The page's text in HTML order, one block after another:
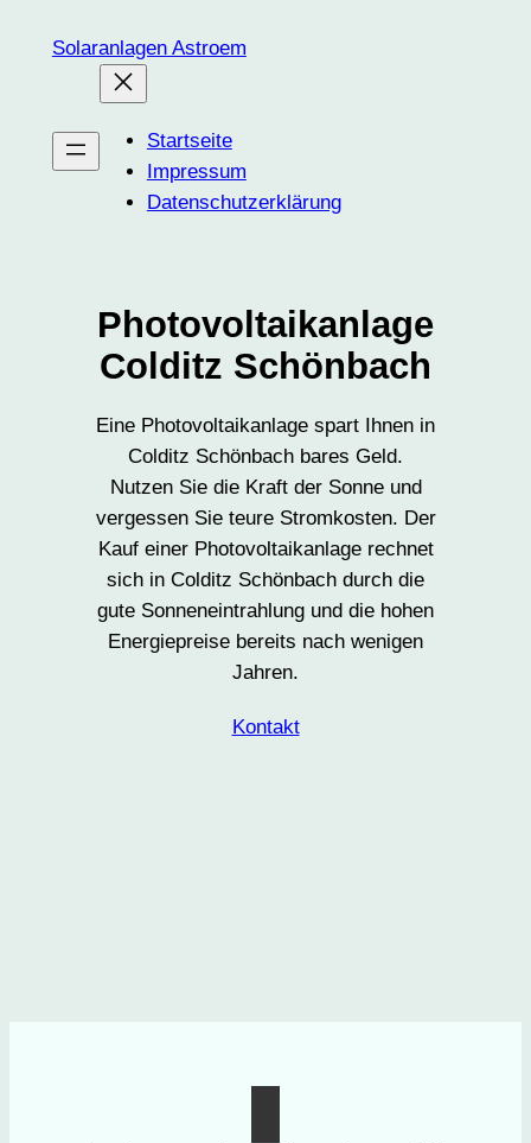
InhaltSolaranlagen Astroem
Startseite
Impressum
Datenschutzerklärung
Photovoltaikanlage
Colditz Schönbach
Eine Photovoltaikanlage spart Ihnen in
Colditz Schönbach bares Geld.
Nutzen Sie die Kraft der Sonne und
vergessen Sie teure Stromkosten. Der
Kauf einer Photovoltaikanlage rechnet
sich in Colditz Schönbach durch die
gute Sonneneintrahlung und die hohen
Energiepreise bereits nach wenigen
Jahren.
Kontakt